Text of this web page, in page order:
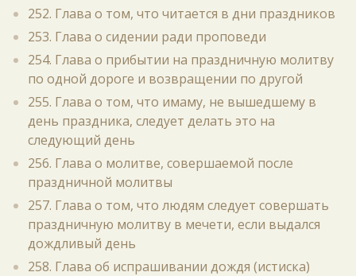
252. Глава о том, что читается в дни праздников
253. Глава о сидении ради проповеди
254. Глава о прибытии на праздничную молитву
по одной дороге и возвращении по другой
255. Глава о том, что имаму, не вышедшему в
день праздника, следует делать это на
следующий день
256. Глава о молитве, совершаемой после
праздничной молитвы
257. Глава о том, что людям следует совершать
праздничную молитву в мечети, если выдался
дождливый день
258. Глава об испрашивании дождя (истиска)